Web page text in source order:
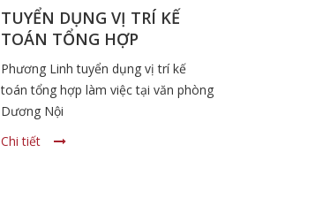
TUYỂN DỤNG VỊ TRÍ KẾ
TOÁN TỔNG HỢP
Phương Linh tuyển dụng vị trí kế
toán tổng hợp làm việc tại văn phòng
Dương Nội
Chi tiết